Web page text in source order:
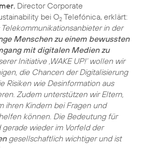
, Director Corporate
bei O2 Telefónica, erklärt:
Telekommunikationsanbieter in der
Menschen zu einem bewussten
mit digitalen Medien zu
Initiative ‚WAKE UP!‘ wollen wir
die Chancen der Digitalisierung
Risiken wie Desinformation aus
Zudem unterstützen wir Eltern,
ihren Kindern bei Fragen und
können. Die Bedeutung für
gerade wieder im Vorfeld der
gesellschaftlich wichtiger und ist